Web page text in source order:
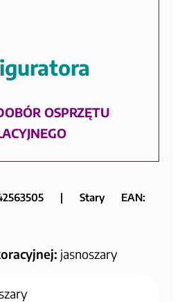
OSPRZĘTU
| Stary EAN:
jasnoszary